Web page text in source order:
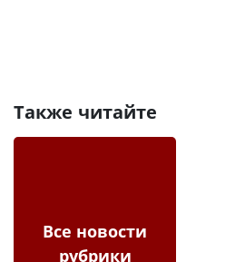
Также читайте
Все новости
рубрики